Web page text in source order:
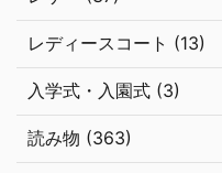
レディースコート (13)
入学式・入園式 (3)
読み物 (363)